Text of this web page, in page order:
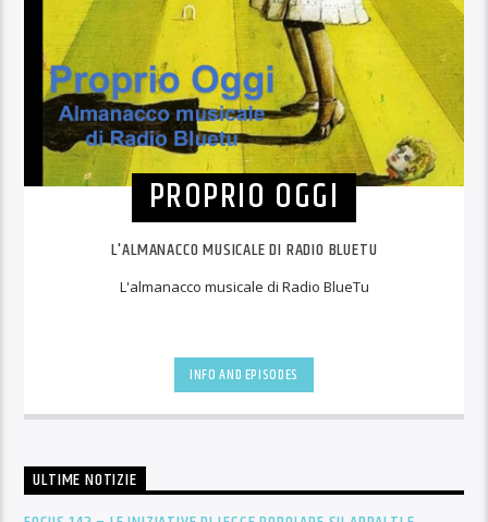
PROPRIO OGGI
L'ALMANACCO MUSICALE DI RADIO BLUETU
L'almanacco musicale di Radio BlueTu
INFO AND EPISODES
ULTIME NOTIZIE